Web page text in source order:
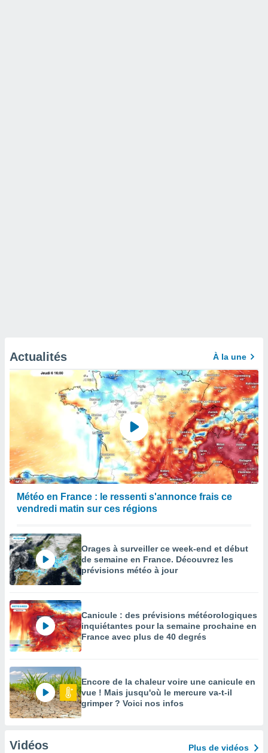
Actualités À la une
Météo en France : le ressenti s'annonce frais ce
vendredi matin sur ces régions
Orages à surveiller ce week-end et début
de semaine en France. Découvrez les
prévisions météo à jour
Canicule : des prévisions météorologiques
inquiétantes pour la semaine prochaine en
France avec plus de 40 degrés
Encore de la chaleur voire une canicule en
vue ! Mais jusqu'où le mercure va-t-il
grimper ? Voici nos infos
Vidéos Plus de vidéos